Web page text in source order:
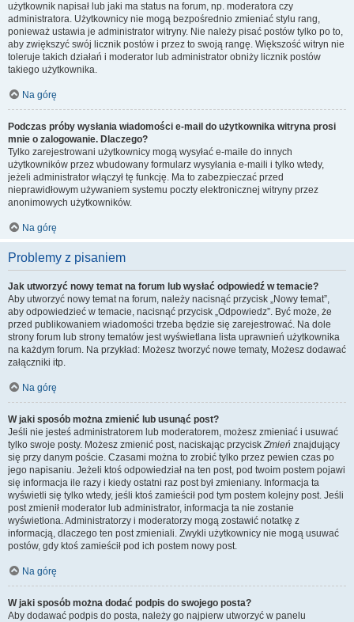
użytkownik napisał lub jaki ma status na forum, np. moderatora czy
administratora. Użytkownicy nie mogą bezpośrednio zmieniać stylu rang,
ponieważ ustawia je administrator witryny. Nie należy pisać postów tylko po to,
aby zwiększyć swój licznik postów i przez to swoją rangę. Większość witryn nie
toleruje takich działań i moderator lub administrator obniży licznik postów
takiego użytkownika.
Na górę
Podczas próby wysłania wiadomości e-mail do użytkownika witryna prosi
mnie o zalogowanie. Dlaczego?
Tylko zarejestrowani użytkownicy mogą wysyłać e-maile do innych
użytkowników przez wbudowany formularz wysyłania e-maili i tylko wtedy,
jeżeli administrator włączył tę funkcję. Ma to zabezpieczać przed
nieprawidłowym używaniem systemu poczty elektronicznej witryny przez
anonimowych użytkowników.
Na górę
Problemy z pisaniem
Jak utworzyć nowy temat na forum lub wysłać odpowiedź w temacie?
Aby utworzyć nowy temat na forum, należy nacisnąć przycisk „Nowy temat”,
aby odpowiedzieć w temacie, nacisnąć przycisk „Odpowiedz”. Być może, że
przed publikowaniem wiadomości trzeba będzie się zarejestrować. Na dole
strony forum lub strony tematów jest wyświetlana lista uprawnień użytkownika
na każdym forum. Na przykład: Możesz tworzyć nowe tematy, Możesz dodawać
załączniki itp.
Na górę
W jaki sposób można zmienić lub usunąć post?
Jeśli nie jesteś administratorem lub moderatorem, możesz zmieniać i usuwać
tylko swoje posty. Możesz zmienić post, naciskając przyciskZmień znajdujący
się przy danym poście. Czasami można to zrobić tylko przez pewien czas po
jego napisaniu. Jeżeli ktoś odpowiedział na ten post, pod twoim postem pojawi
się informacja ile razy i kiedy ostatni raz post był zmieniany. Informacja ta
wyświetli się tylko wtedy, jeśli ktoś zamieścił pod tym postem kolejny post. Jeśli
post zmienił moderator lub administrator, informacja ta nie zostanie
wyświetlona. Administratorzy i moderatorzy mogą zostawić notatkę z
informacją, dlaczego ten post zmieniali. Zwykli użytkownicy nie mogą usuwać
postów, gdy ktoś zamieścił pod ich postem nowy post.
Na górę
W jaki sposób można dodać podpis do swojego posta?
Aby dodawać podpis do posta, należy go najpierw utworzyć w panelu